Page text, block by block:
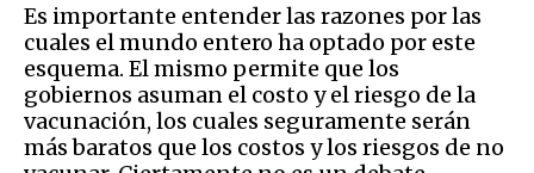
Es importante entender las razones por las
cuales el mundo entero ha optado por este
esquema. El mismo permite que los
gobiernos asuman el costo y el riesgo de la
vacunación, los cuales seguramente serán
más baratos que los costos y los riesgos de no